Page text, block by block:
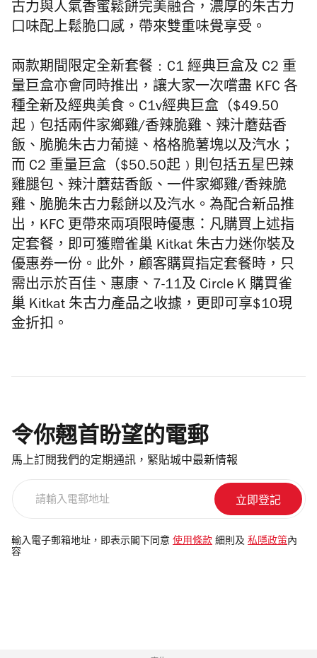
古力與人氣香蜜鬆餅完美融合，濃厚的朱古力
口味配上鬆脆口感 ，帶來雙重味覺享受。
兩款期間限定全新套餐﹕C1 經典巨盒及 C2 重
量巨盒亦會同時推出，讓大家一次嚐盡 KFC 各
種全新及經典美食。C1v經典巨盒（$49.50
起﹚包括兩件家鄉雞/香辣脆雞、辣汁蘑菇香
飯、脆脆朱古力葡撻、格格脆薯塊以及汽水；
而 C2 重量巨盒（$50.50起﹚則包括五星巴辣
雞腿包、辣汁蘑菇香飯、一件家鄉雞/香辣脆
雞、脆脆朱古力鬆餅以及汽水。為配合新品推
出，KFC 更帶來兩項限時優惠：凡購買上述指
定套餐，即可獲贈雀巢 Kitkat 朱古力迷你裝及
優惠券一份。此外，顧客購買指定套餐時，只
需出示於百佳、惠康、7-11及 Circle K 購買雀
巢 Kitkat 朱古力產品之收據，更即可享$10現
金折扣。
令你翹首盼望的電郵
馬上訂閱我們的定期通訊，緊貼城中最新情報
電
郵
輸入電子郵箱地址，即表示閣下同意 使用條款 細則及 私隱政策 內
容